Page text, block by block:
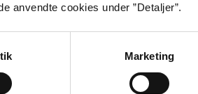
anvendte cookies under ”Detaljer”.
Marketing